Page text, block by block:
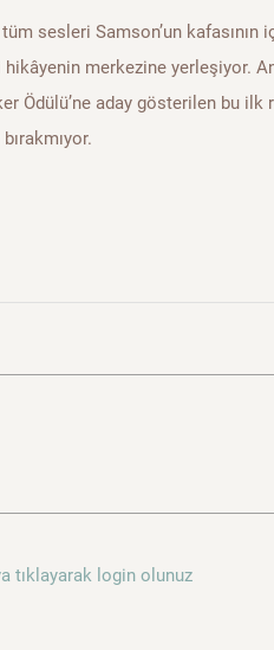
sesleri Samson’un kafasının
hikâyenin merkezine yerleşiyor.
Ödülü’ne aday gösterilen bu ilk
tıklayarak login olunuz